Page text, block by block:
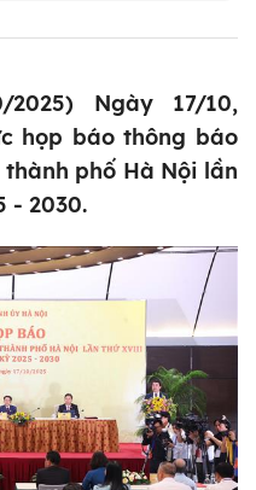
2025) Ngày 17/10,
họp báo thông báo
phố Hà Nội lần
- 2030.